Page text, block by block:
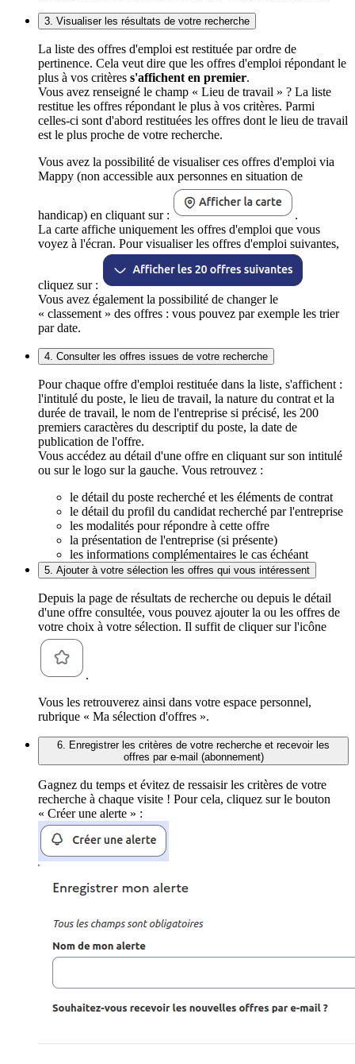
3. Visualiser les résultats de votre recherche
La liste des offres d'emploi est restituée par ordre de
pertinence. Cela veut dire que les offres d'emploi répondant le
plus à vos critères s'affichent en premier.
Vous avez renseigné le champ « Lieu de travail » ? La liste
restitue les offres répondant le plus à vos critères. Parmi
celles-ci sont d'abord restituées les offres dont le lieu de travail
est le plus proche de votre recherche.
Vous avez la possibilité de visualiser ces offres d'emploi via
Mappy (non accessible aux personnes en situation de
handicap) en cliquant sur :
.
La carte affiche uniquement les offres d'emploi que vous
voyez à l'écran. Pour visualiser les offres d'emploi suivantes,
cliquez sur :
Vous avez également la possibilité de changer le
« classement » des offres : vous pouvez par exemple les trier
par date.
4. Consulter les offres issues de votre recherche
Pour chaque offre d'emploi restituée dans la liste, s'affichent :
l'intitulé du poste, le lieu de travail, la nature du contrat et la
durée de travail, le nom de l'entreprise si précisé, les 200
premiers caractères du descriptif du poste, la date de
publication de l'offre.
Vous accédez au détail d'une offre en cliquant sur son intitulé
ou sur le logo sur la gauche. Vous retrouvez :
le détail du poste recherché et les éléments de contrat
le détail du profil du candidat recherché par l'entreprise
les modalités pour répondre à cette offre
la présentation de l'entreprise (si présente)
les informations complémentaires le cas échéant
5. Ajouter à votre sélection les offres qui vous intéressent
Depuis la page de résultats de recherche ou depuis le détail
d'une offre consultée, vous pouvez ajouter la ou les offres de
votre choix à votre sélection. Il suffit de cliquer sur l'icône
.
Vous les retrouverez ainsi dans votre espace personnel,
rubrique « Ma sélection d'offres ».
6. Enregistrer les critères de votre recherche et recevoir les
offres par e-mail (abonnement)
Gagnez du temps et évitez de ressaisir les critères de votre
recherche à chaque visite ! Pour cela, cliquez sur le bouton
« Créer une alerte » :